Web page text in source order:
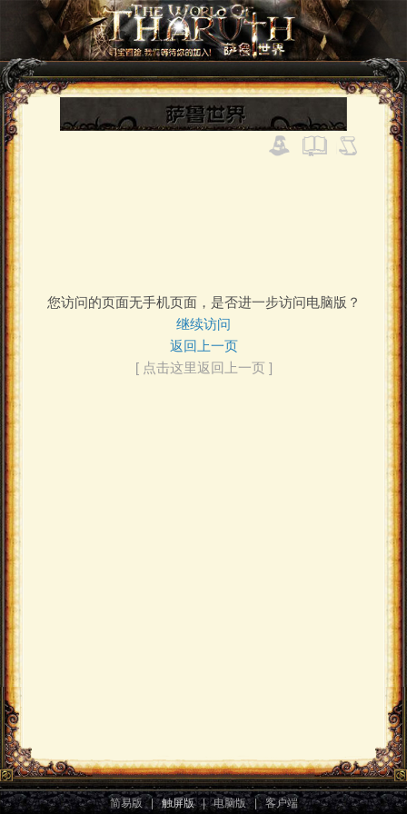
您访问的页面无手机页面，是否进一步访问电脑版？
继续访问
返回上一页
[ 点击这里返回上一页 ]
简易版 | 触屏版 | 电脑版 | 客户端